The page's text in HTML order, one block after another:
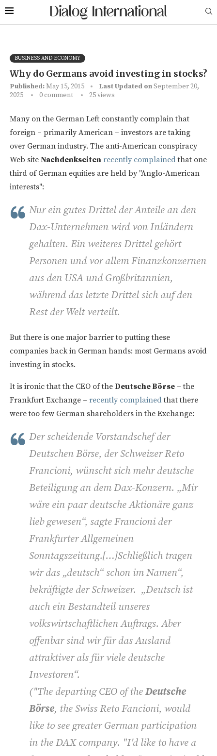
BUSINESS AND ECONOMY
Why do Germans avoid investing in stocks?
Published:May 15, 2015 Last Updated onSeptember 20,
2025
0 comment 25views
Many on the German Left constantly complain that
foreign – primarily American – investors are taking
over German industry. The anti-American conspiracy
Web site Nachdenkseiten recently complainedthat one
third of German equities are held by "Anglo-American
interests":
Nur ein gutes Drittel der Anteile an den
Dax-Unternehmen wird von Inländern
gehalten. Ein weiteres Drittel gehört
Personen und vor allem Finanzkonzernen
aus den USA und Großbritannien,
während das letzte Drittel sich auf den
Rest der Welt verteilt.
But there is one major barrier to putting these
companies back in German hands: most Germans avoid
investing in stocks.
It is ironic that the CEO of the Deutsche Börse – the
Frankfurt Exchange – recently complainedthat there
were too few German shareholders in the Exchange:
Der scheidende Vorstandschef der
Deutschen Börse, der Schweizer Reto
Francioni, wünscht sich mehr deutsche
Beteiligung an dem Dax-Konzern. „Mir
wäre ein paar deutsche Aktionäre ganz
lieb gewesen“, sagte Francioni der
Frankfurter Allgemeinen
Sonntagszeitung.[…]Schließlich tragen
wir das „deutsch“ schon im Namen“,
bekräftigte der Schweizer. „Deutsch ist
auch ein Bestandteil unseres
volkswirtschaftlichen Auftrags. Aber
offenbar sind wir für das Ausland
attraktiver als für viele deutsche
Investoren“.
("The departing CEO of theDeutsche
Börse, the Swiss Reto Fancioni, would
like to see greater German participation
in the DAX company. "I'd like to have a